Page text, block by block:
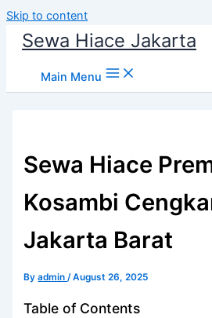
Skip to content
Sewa Hiace Jakarta
Main Menu
Sewa Hiace
Kosambi
Jakarta Barat
Byadmin/August 26, 2025
Table of Contents